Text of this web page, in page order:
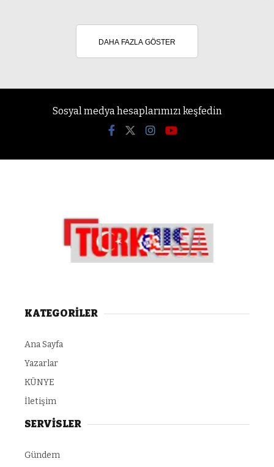
DAHA FAZLA GÖSTER
Sosyal medya hesaplarımızı keşfedin
KATEGORİLER
Ana Sayfa
Yazarlar
KÜNYE
İletişim
SERVİSLER
Gündem